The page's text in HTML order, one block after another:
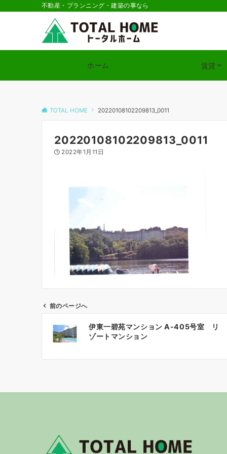
不動産・プランニング・建築の事なら
ホーム 賃貸
TOTAL HOME 20220108102209813_0011
20220108102209813_0011
2022年1月11日
シ
前のページへ
伊東一碧苑マンション A-405号室 リ
ゾートマンション